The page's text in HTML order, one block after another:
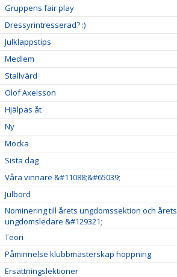
Gruppens fair play
Dressyrintresserad? :)
Julklappstips
Medlem
Stallvärd
Olof Axelsson
Hjälpas åt
Ny
Mocka
Sista dag
Våra vinnare &#11088;&#65039;
Julbord
Nominering till årets ungdomssektion och årets
ungdomsledare &#129321;
Teori
Påminnelse klubbmästerskap hoppning
Ersättningslektioner